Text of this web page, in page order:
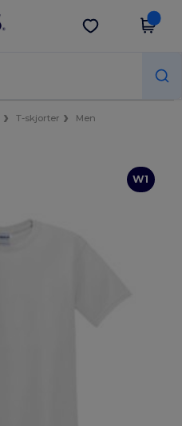
Last ned app
T-skjorter
Men
W1